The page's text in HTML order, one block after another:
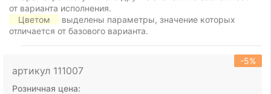
от варианта исполнения.
Цветом
выделены параметры, значение которых
отличается от базового варианта.
артикул 111007
-5%
Розничная цена: